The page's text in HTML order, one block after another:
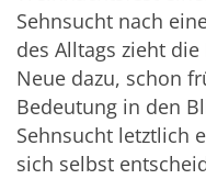
Sehnsucht nach
des Alltags zieht
Neue dazu, schon
Bedeutung in den
Sehnsucht letztlich
sich selbst